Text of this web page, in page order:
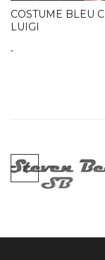
COSTUME BLEU
LUIGI